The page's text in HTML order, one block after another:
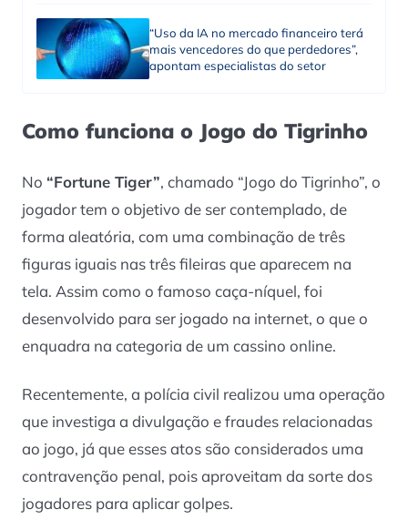
“Uso da IA no mercado financeiro terá
mais vencedores do que perdedores”,
apontam especialistas do setor
Como funciona o Jogo do Tigrinho
No “Fortune Tiger”, chamado “Jogo do Tigrinho”, o
jogador tem o objetivo de ser contemplado, de
forma aleatória, com uma combinação de três
figuras iguais nas três fileiras que aparecem na
tela. Assim como o famoso caça-níquel, foi
desenvolvido para ser jogado na internet, o que o
enquadra na categoria de um cassino online.
Recentemente, a polícia civil realizou uma operação
que investiga a divulgação e fraudes relacionadas
ao jogo, já que esses atos são considerados uma
contravenção penal, pois aproveitam da sorte dos
jogadores para aplicar golpes.